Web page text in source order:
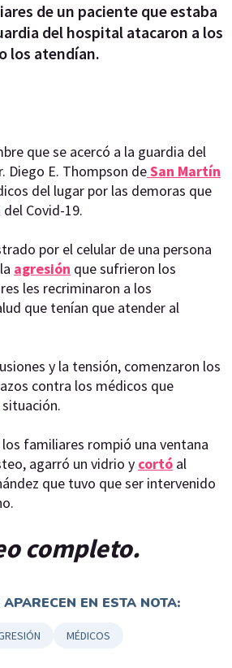
de un paciente que estaba
del hospital atacaron a los
los atendían.
que se acercó a la guardia del
Diego E. Thompson deSan Martín
del lugar por las demoras que
Covid-19.
por el celular de una persona
agresión que sufrieron los
les recriminaron a los
que tenían que atender al
y la tensión, comenzaron los
contra los médicos que
familiares rompió una ventana
agarró un vidrio y cortó al
que tuvo que ser intervenido
completo.
EN ESTA NOTA:
MÉDICOS